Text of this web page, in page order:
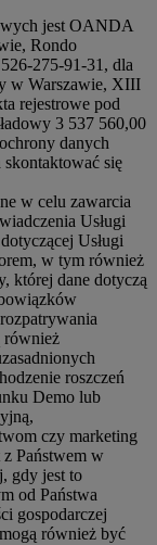
jest OANDA
Rondo
275-91-31, dla
w Warszawie, XIII
rejestrowe pod
3 537 560,00
danych
skontaktować się
w celu zawarcia
Usługi
Usługi
w tym również
której dane dotyczą
również
roszczeń
Demo lub
czy marketing
Państwem w
gdy jest to
od Państwa
gospodarczej
również być